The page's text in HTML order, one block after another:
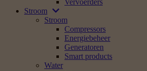
Vervoerders
Stroom
Stroom
Compressors
Energiebeheer
Generatoren
Smart products
Water